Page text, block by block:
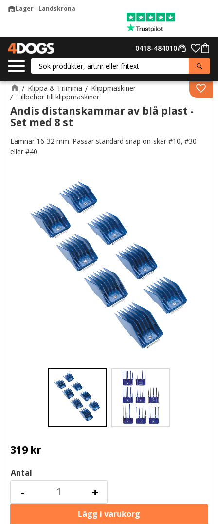
warehouseLager i Landskrona
support_agent
0418-484010
Klippa & Trimma
Klippmaskiner
Tillbehör till klippmaskiner
Andis distanskammar av blå plast -
Set med 8 st
Lämnar 16-32 mm. Passar standard snap on-skär #10, #30
eller #40
319kr
Antal
+
-